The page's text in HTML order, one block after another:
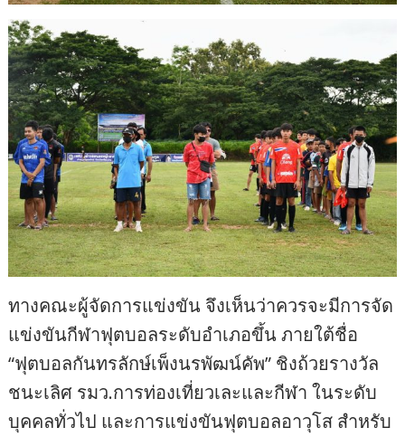
ทางคณะผู้จัดการแข่งขัน จึงเห็นว่าควรจะมีการจัด
แข่งขันกีฬาฟุตบอลระดับอำเภอขึ้น ภายใต้ชื่อ
“ฟุตบอลกันทรลักษ์เพ็งนรพัฒน์คัพ” ชิงถ้วยรางวัล
ชนะเลิศ รมว.การท่องเที่ยวเละและกีฬา ในระดับ
บุคคลทั่วไป และการแข่งขันฟุตบอลอาวุโส สำหรับ